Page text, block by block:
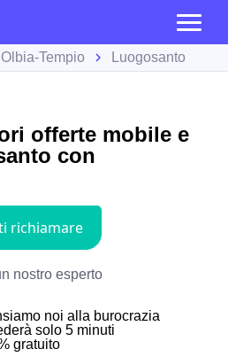
Olbia-Tempio Luogosanto